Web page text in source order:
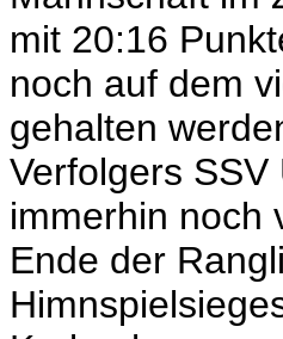
mit 20:16
noch auf dem
gehalten
Verfolgers
immerhin noch
Ende der